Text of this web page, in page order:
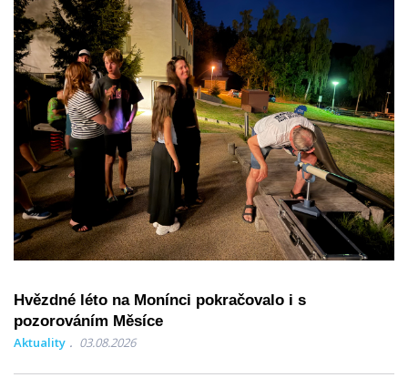
Hvězdné léto na Monínci pokračovalo i s
pozorováním Měsíce
Aktuality 03.08.2026